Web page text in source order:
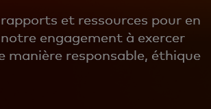
et ressources pour en
engagement à exercer
manière responsable, éthique